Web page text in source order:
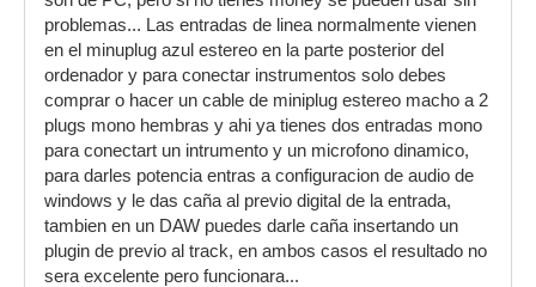
problemas... Las entradas de linea normalmente vienen
en el minuplug azul estereo en la parte posterior del
ordenador y para conectar instrumentos solo debes
comprar o hacer un cable de miniplug estereo macho a 2
plugs mono hembras y ahi ya tienes dos entradas mono
para conectart un intrumento y un microfono dinamico,
para darles potencia entras a configuracion de audio de
windows y le das caña al previo digital de la entrada,
tambien en un DAW puedes darle caña insertando un
plugin de previo al track, en ambos casos el resultado no
sera excelente pero funcionara...